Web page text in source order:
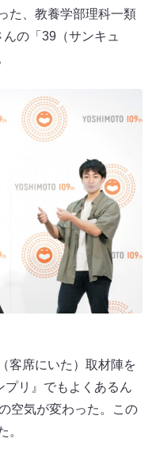
た、教養学部理科一類
の「39（サンキュ
客席にいた）取材陣を
プリ』でもよくあるん
空気が変わった。この
。